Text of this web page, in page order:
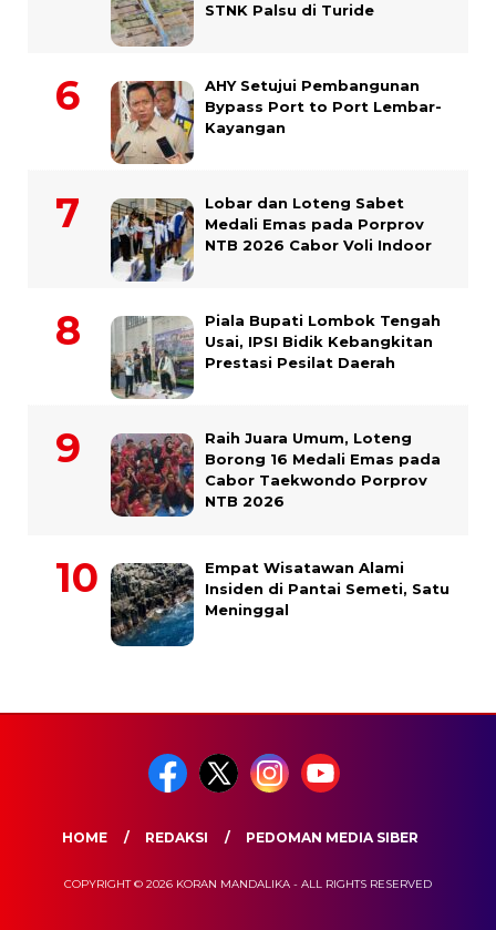
STNK Palsu di Turide
AHY Setujui Pembangunan
Bypass Port to Port Lembar-
Kayangan
Lobar dan Loteng Sabet
Medali Emas pada Porprov
NTB 2026 Cabor Voli Indoor
Piala Bupati Lombok Tengah
Usai, IPSI Bidik Kebangkitan
Prestasi Pesilat Daerah
Raih Juara Umum, Loteng
Borong 16 Medali Emas pada
Cabor Taekwondo Porprov
NTB 2026
Empat Wisatawan Alami
Insiden di Pantai Semeti, Satu
Meninggal
HOME REDAKSI PEDOMAN MEDIA SIBER
COPYRIGHT © 2026 KORAN MANDALIKA - ALL RIGHTS RESERVED